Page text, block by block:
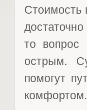
Стоимость
то вопрос
острым.
помогут
комфортом.